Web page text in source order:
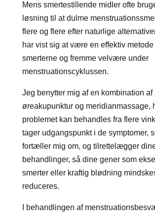
Mens smertestillende midler ofte
løsning til at dulme
flere og flere efter naturlige
har vist sig at være en effektiv
smerterne og fremme velvære under
menstruationscyklussen.
Jeg benytter mig af en kombination af
øreakupunktur og meridianmassage,
problemet kan behandles fra flere
tager udgangspunkt i de symptomer,
fortæller mig om, og tilrettelægger
behandlinger, så dine gener som
smerter eller kraftig blødning
reduceres.
I behandlingen af